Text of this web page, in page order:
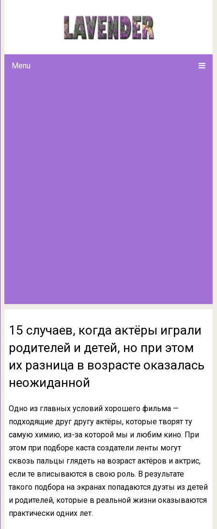
Menu
15 случаев, когда актёры
этом их разница в
15 случаев, когда актёры играли
родителей и детей, но при этом
их разница в возрасте оказалась
неожиданной
Одно из главных условий хорошего фильма —
подходящие друг другу актёры, которые творят ту
самую химию, из-за которой мы и любим кино. При
этом при подборе каста создатели ленты могут
сквозь пальцы глядеть на возраст актёров и актрис,
если те вписываются в свою роль. В результате
такого подбора на экранах попадаются дуэты из детей
и родителей, которые в реальной жизни оказываются
практически одних лет.